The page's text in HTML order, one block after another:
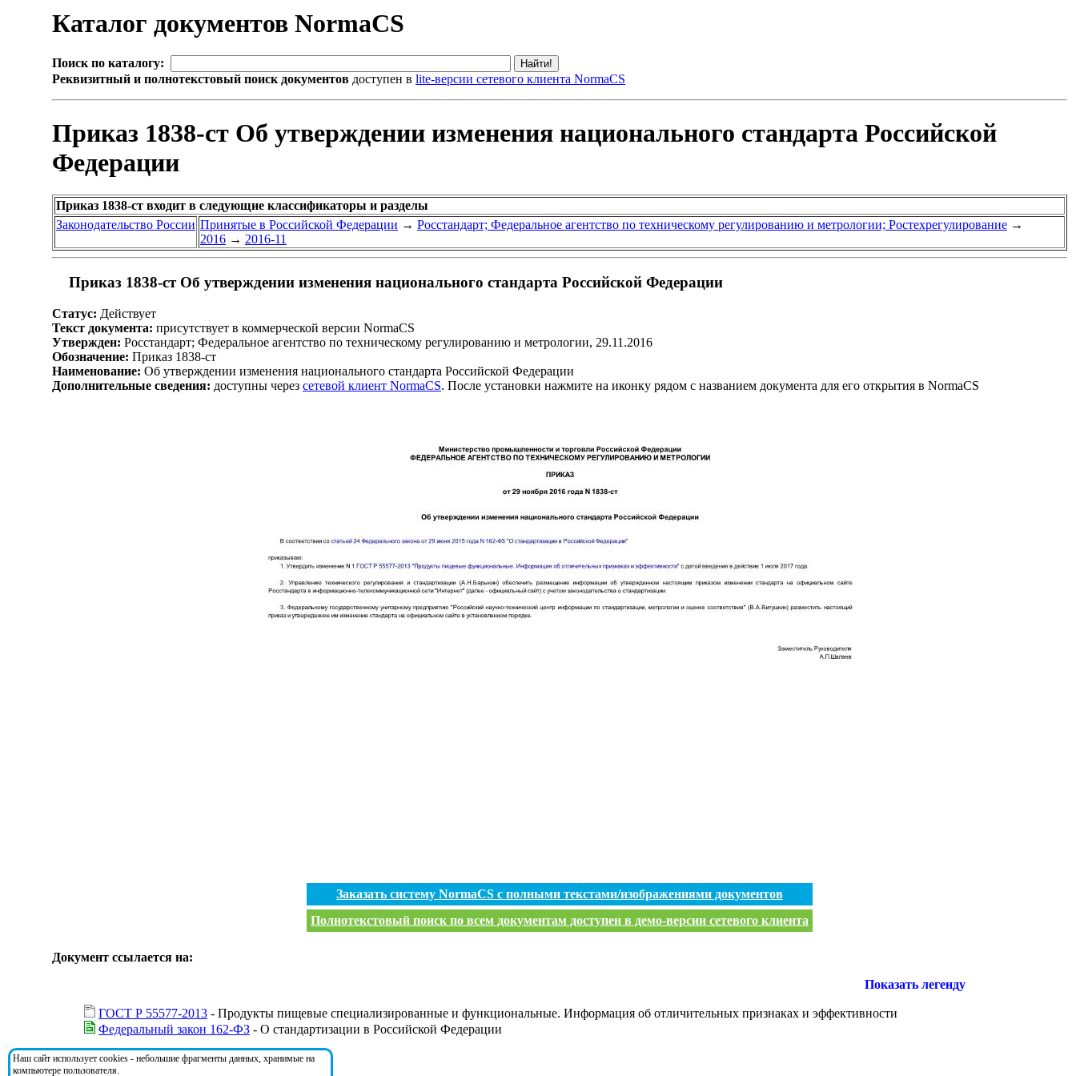
Каталог документов NormaCS
Поиск по каталогу:
Реквизитный и полнотекстовый поиск документов доступен в lite-версии сетевого клиента NormaCS
Приказ 1838-ст Об утверждении изменения национального стандарта Российской
Федерации
Приказ 1838-ст входит в следующие классификаторы и разделы
Законодательство России Принятые в Российской Федерации → Росстандарт; Федеральное агентство по техническому регулированию и метрологии; Ростехрегулирование →
2016 → 2016-11
Приказ 1838-ст Об утверждении изменения национального стандарта Российской Федерации
Статус: Действует
Текст документа: присутствует в коммерческой версии NormaCS
Утвержден: Росстандарт; Федеральное агентство по техническому регулированию и метрологии, 29.11.2016
Обозначение: Приказ 1838-ст
Наименование: Об утверждении изменения национального стандарта Российской Федерации
Дополнительные сведения: доступны через сетевой клиент NormaCS. После установки нажмите на иконку рядом с названием документа для его открытия в NormaCS
Заказать систему NormaCS с полными текстами/изображениями документов
Полнотекстовый поиск по всем документам доступен в демо-версии сетевого клиента
Документ ссылается на:
Показать легенду
ГОСТ Р 55577-2013 - Продукты пищевые специализированные и функциональные. Информация об отличительных признаках и эффективности
Федеральный закон 162-ФЗ - О стандартизации в Российской Федерации
На документ ссылаются:
Наш сайт использует cookies - небольшие фрагменты данных, хранимые на
компьютере пользователя.